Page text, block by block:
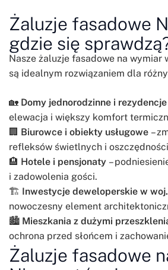
Żaluzje fasadowe
gdzie się
Nasze żaluzje fasadowe na wymiar
są idealnym rozwiązaniem dla
🏡 Domy jednorodzinne i rezydencje
elewacja i większy komfort
🏢 Biurowce i obiekty usługowe –
refleksów świetlnych i
🏨 Hotele i pensjonaty –
i zadowolenia gości.
🏗️ Inwestycje deweloperskie w
nowoczesny element
🏙️ Mieszkania z dużymi
ochrona przed słońcem i
Żaluzje fasadowe